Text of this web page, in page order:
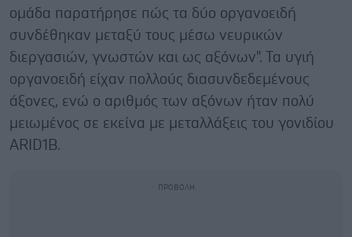
ομάδα παρατήρησε πώς τα δύο οργανοειδή
συνδέθηκαν μεταξύ τους μέσω νευρικών
διεργασιών, γνωστών και ως αξόνων". Τα υγιή
οργανοειδή είχαν πολλούς διασυνδεδεμένους
άξονες, ενώ ο αριθμός των αξόνων ήταν πολύ
μειωμένος σε εκείνα με μεταλλάξεις του γονιδίου
ARID1B.